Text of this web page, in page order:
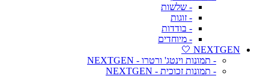
- שלשות
- זוגות
- בודדות
- מיוחדים
NEXTGEN 🤍
- תמונות וינטג' ורטרו - NEXTGEN
- תמונות זכוכית - NEXTGEN